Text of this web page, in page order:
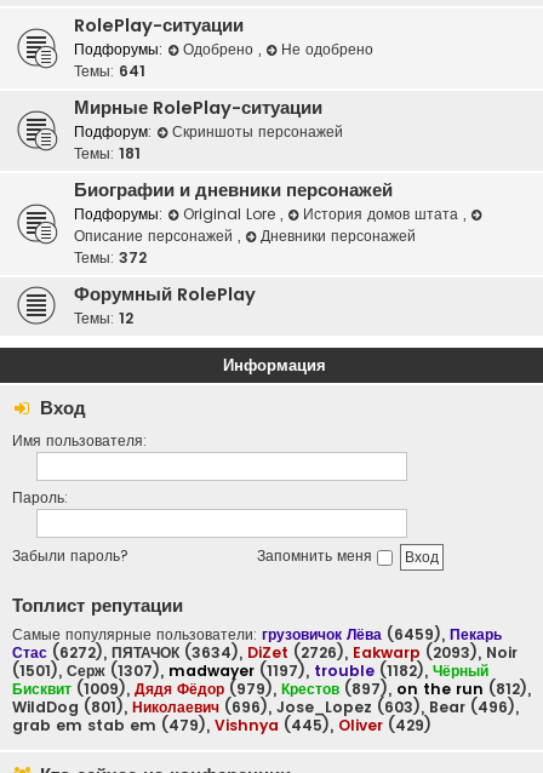
RolePlay-ситуации
Подфорумы: Одобрено ,
Не одобрено
Темы: 641
Мирные RolePlay-ситуации
Подфорум:
Скриншоты персонажей
Темы: 181
Биографии и дневники персонажей
Подфорумы: Original Lore , История домов штата ,
Описание персонажей ,
Дневники персонажей
Темы: 372
Форумный RolePlay
Темы: 12
Информация
Вход
Имя пользователя:
Пароль:
Забыли пароль? Запомнить меня
Топлист репутации
Самые популярные пользователи: грузовичок Лёва (6459), Пекарь
Стас (6272), ПЯТАЧОК (3634), DiZet (2726), Eakwarp (2093), Noir
(1501), Серж (1307), madwayer (1197), trouble (1182), Чёрный
Бисквит (1009), Дядя Фёдор (979), Крестов (897), on the run (812),
WildDog (801), Николаевич (696), Jose_Lopez (603), Bear (496),
grab em stab em (479), Vishnya (445), Oliver (429)